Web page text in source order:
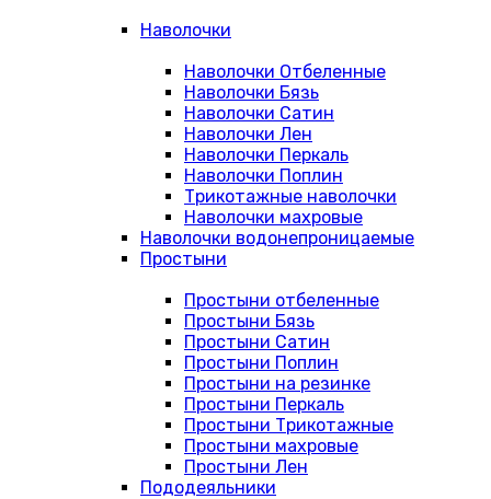
Наволочки
Наволочки Отбеленные
Наволочки Бязь
Наволочки Сатин
Наволочки Лен
Наволочки Перкаль
Наволочки Поплин
Трикотажные наволочки
Наволочки махровые
Наволочки водонепроницаемые
Простыни
Простыни отбеленные
Простыни Бязь
Простыни Сатин
Простыни Поплин
Простыни на резинке
Простыни Перкаль
Простыни Трикотажные
Простыни махровые
Простыни Лен
Пододеяльники